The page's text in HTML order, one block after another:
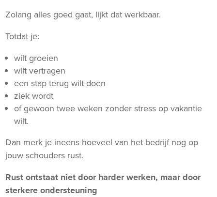
Zolang alles goed gaat, lijkt dat werkbaar.
Totdat je:
wilt groeien
wilt vertragen
een stap terug wilt doen
ziek wordt
of gewoon twee weken zonder stress op vakantie
wilt.
Dan merk je ineens hoeveel van het bedrijf nog op
jouw schouders rust.
Rust ontstaat niet door harder werken, maar door
sterkere ondersteuning